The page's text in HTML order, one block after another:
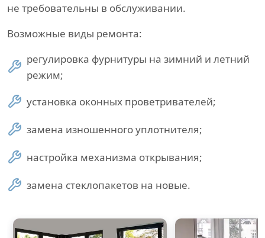
не требовательны в обслуживании.
Возможные виды ремонта:
регулировка фурнитуры на зимний и летний
режим;
установка оконных проветривателей;
замена изношенного уплотнителя;
настройка механизма открывания;
замена стеклопакетов на новые.